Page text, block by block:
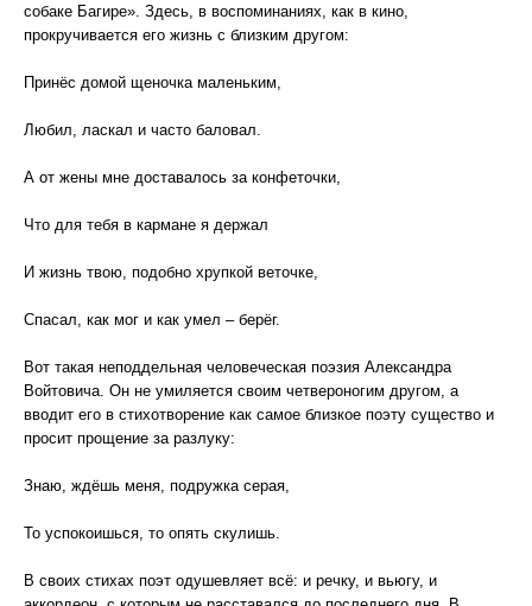
собаке Багире». Здесь, в воспоминаниях, как в кино,
прокручивается его жизнь с близким другом:
Принёс домой щеночка маленьким,
Любил, ласкал и часто баловал.
А от жены мне доставалось за конфеточки,
Что для тебя в кармане я держал
И жизнь твою, подобно хрупкой веточке,
Спасал, как мог и как умел – берёг.
Вот такая неподдельная человеческая поэзия Александра
Войтовича. Он не умиляется своим четвероногим другом, а
вводит его в стихотворение как самое близкое поэту существо и
просит прощение за разлуку:
Знаю, ждёшь меня, подружка серая,
То успокоишься, то опять скулишь.
В своих стихах поэт одушевляет всё: и речку, и вьюгу, и